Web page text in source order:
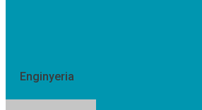
Enginyeria